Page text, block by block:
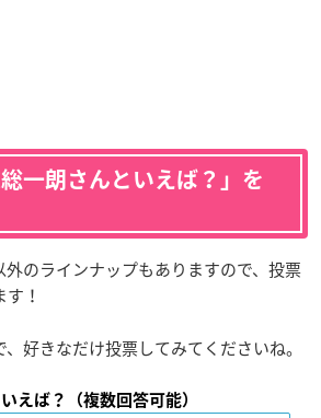
一朗さんといえば？」を
のラインナップもありますので、投票
！
好きなだけ投票してみてくださいね。
えば？（複数回答可能）